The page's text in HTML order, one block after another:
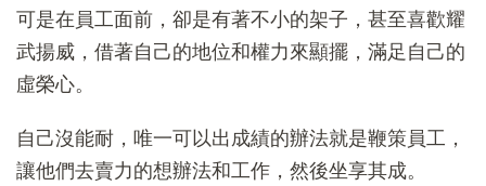
可是在員工面前，卻是有著不小的架子，甚至喜歡耀
武揚威，借著自己的地位和權力來顯擺，滿足自己的
虛榮心。
自己沒能耐，唯一可以出成績的辦法就是鞭策員工，
讓他們去賣力的想辦法和工作，然後坐享其成。